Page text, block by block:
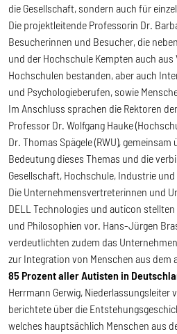
die Gesellschaft, sondern auch für
Die projektleitende Professorin Dr.
Besucherinnen und Besucher, die
und der Hochschule Kempten auch
Hochschulen bestanden, aber auch
und Psychologieberufen, sowie
Im Anschluss sprachen die Rektoren
Professor Dr. Wolfgang Hauke
Dr. Thomas Spägele (RWU),
Bedeutung dieses Themas und die
Gesellschaft, Hochschule, Industrie
Die Unternehmensvertreterinnen und
DELL Technologies und auticon
und Philosophien vor. Hans-Jürgen
verdeutlichten zudem das
zur Integration von Menschen aus
85 Prozent aller Autisten in
Herrmann Gerwig,
berichtete über die
welches hauptsächlich Menschen aus